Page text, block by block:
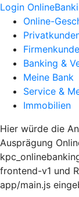
Login
Online-
Banking &
Meine Bank
Service &
Immobilien
Hier würde die
Ausprägung
frontend-v1 und
app/main.js